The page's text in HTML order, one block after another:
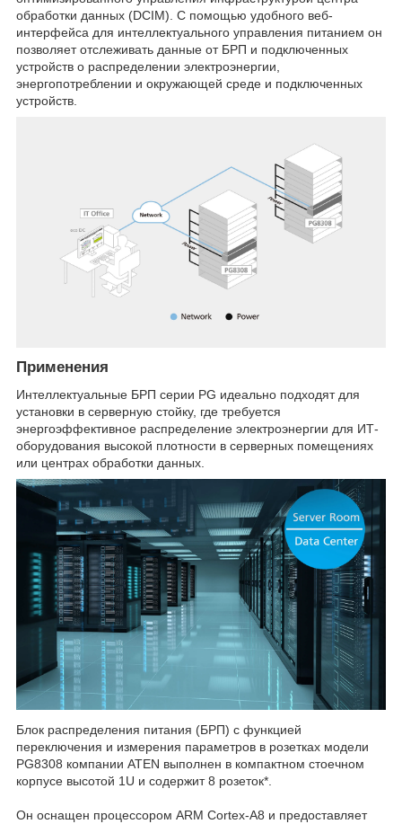
обработки данных (DCIM). С помощью удобного веб-
интерфейса для интеллектуального управления питанием он
позволяет отслеживать данные от БРП и подключенных
устройств о распределении электроэнергии,
энергопотреблении и окружающей среде и подключенных
устройств.
Применения
Интеллектуальные БРП серии PG идеально подходят для
установки в серверную стойку, где требуется
энергоэффективное распределение электроэнергии для ИТ-
оборудования высокой плотности в серверных помещениях
или центрах обработки данных.
Блок распределения питания (БРП) с функцией
переключения и измерения параметров в розетках модели
PG8308 компании ATEN выполнен в компактном стоечном
корпусе высотой 1U и содержит 8 розеток*.
Он оснащен процессором ARM Cortex-A8 и предоставляет